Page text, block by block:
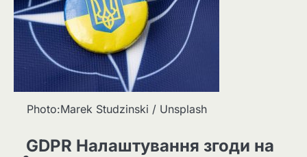
Photo:Marek Studzinski / Unsplash
GDPR Налаштування згоди на